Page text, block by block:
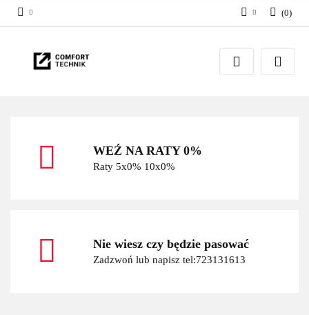
Zaloguj się
Zarejestruj się
(0)
WEŹ NA RATY 0%
Raty 5x0% 10x0%
Nie wiesz czy będzie pasować
Zadzwoń lub napisz tel:723131613